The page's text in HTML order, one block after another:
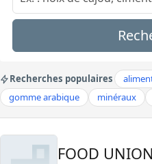
Recherches populaires
gomme arabique
minéraux
FOOD UNION